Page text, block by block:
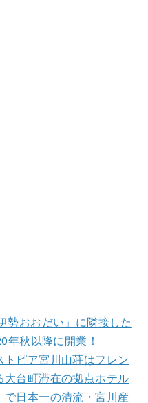
勢おおだい」に隣接した
年秋以降に開業！
トピア宮川山荘はフレン
台町滞在の拠点ホテル
で日本一の清流・宮川産